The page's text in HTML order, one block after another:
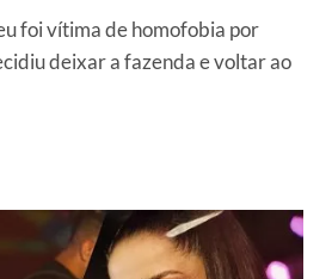
foi vítima de homofobia por
deixar a fazenda e voltar ao